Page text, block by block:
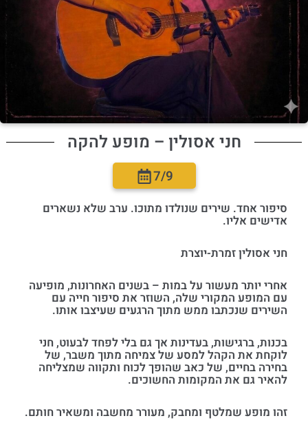
חני אסולין – מופע להקה
7/9
סיפור אחד. שירים שנולדו מתוכו. ערב שלא נשארים
אדישים אליו.
חני אסולין זמרת-יוצרת
אחרי יותר מעשור על במות – בשנים האחרונות, מופיעה
עם המופע המקורי שלה, השוזר את סיפור חייה עם
השירים שנכתבו ממש מתוך הרגעים שעיצבו אותו.
בכנות, ברגישות, בעדינות אך גם בלי לפחד לבעוט, חני
לוקחת את הקהל למסע של צמיחה מתוך משבר, של
בחירה בחיים, של כאב שהופך לכוח ותקווה שמצליחה
להאיר גם את המקומות החשוכים.
זהו מופע שמלטף ומחבק, מעורר מחשבה ומשאיר חותם.